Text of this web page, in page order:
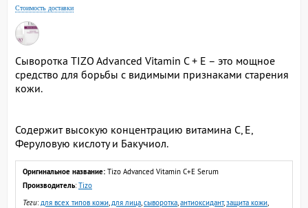
Стоимость доставки
Сыворотка TIZO Advanced Vitamin C + E – это мощное
средство для борьбы с видимыми признаками старения
кожи.
Содержит высокую концентрацию витамина С, Е,
Феруловую кислоту и Бакучиол.
Оригинальное название: Tizo Advanced Vitamin C+E Serum
Производитель:Tizo
Теги:для всех типов кожи,для лица,сыворотка,антиоксидант,защита кожи,